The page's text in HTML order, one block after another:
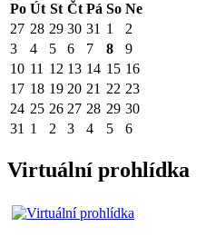
Po Út St Čt Pá So Ne
27 28 29 30 31 1
2
3
4 5 6 7 8
9
10 11 12 13 14 15 16
17 18 19 20 21 22 23
24 25 26 27 28 29 30
31 1 2 3 4 5 6
Virtuální prohlídka